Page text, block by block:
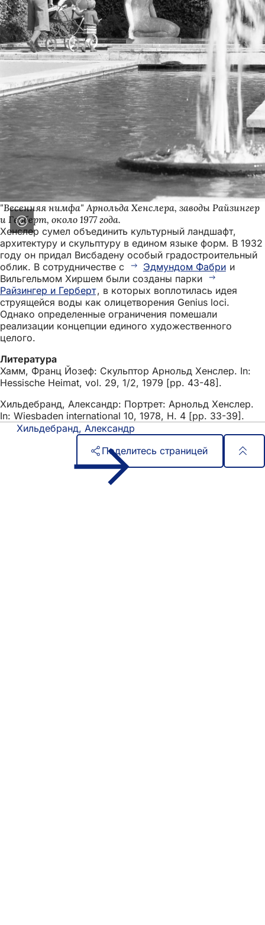
"Весенняя нимфа" Арнольда Хенслера, заводы Райзингер
и Герберт, около 1977 года.
Хенслер сумел объединить культурный ландшафт,
архитектуру и скульптуру в едином языке форм. В 1932
году он придал Висбадену особый градостроительный
облик. В сотрудничестве с
Эдмундом Фабри и
Вильгельмом Хиршем были созданы парки
Райзингер и Герберт, в которых воплотилась идея
струящейся воды как олицетворения Genius loci.
Однако определенные ограничения помешали
реализации концепции единого художественного
целого.
Литература
Хамм, Франц Йозеф: Скульптор Арнольд Хенслер. In:
Hessische Heimat, vol. 29, 1/2, 1979 [pp. 43-48].
Хильдебранд, Александр: Портрет: Арнольд Хенслер.
In: Wiesbaden international 10, 1978, H. 4 [pp. 33-39].
Хильдебранд, Александр
Поделитесь страницей